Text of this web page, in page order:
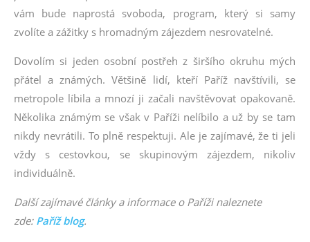
vám bude naprostá svoboda, program, který si samy
zvolíte a zážitky s hromadným zájezdem nesrovatelné.
Dovolím si jeden osobní postřeh z širšího okruhu mých
přátel a známých. Většině lidí, kteří Paříž navštívili, se
metropole líbila a mnozí ji začali navštěvovat opakovaně.
Několika známým se však v Paříži nelíbilo a už by se tam
nikdy nevrátili. To plně respektuji. Ale je zajímavé, že ti jeli
vždy s cestovkou, se skupinovým zájezdem, nikoliv
individuálně.
Další zajímavé články a informace o Paříži naleznete
zde: Paříž blog.